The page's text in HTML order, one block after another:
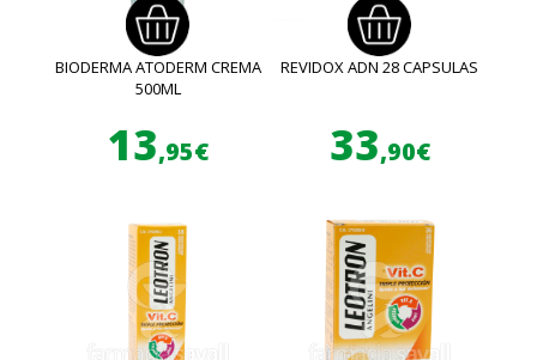
BIODERMA ATODERM CREMA
500ML
13,95€
REVIDOX ADN 28 CAPSULAS
33,90€